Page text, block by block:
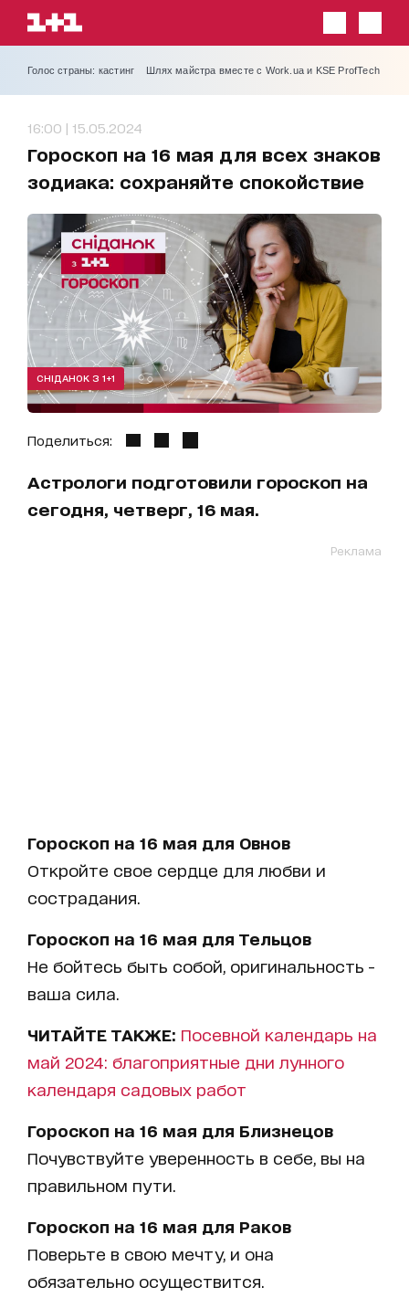
Голос страны: кастинг Шлях майстра вместе с Work.ua и KSE ProfTech
16:00 | 15.05.2024
Гороскоп на 16 мая для всех знаков
зодиака: сохраняйте спокойствие
СНІДАНОК З 1+1
Поделиться:
Астрологи подготовили гороскоп на
сегодня, четверг, 16 мая.
Реклама
Гороскоп на 16 мая для Овнов
Откройте свое сердце для любви и
сострадания.
Гороскоп на 16 мая для Тельцов
Не бойтесь быть собой, оригинальность -
ваша сила.
ЧИТАЙТЕ ТАКЖЕ: Посевной календарь на
май 2024: благоприятные дни лунного
календаря садовых работ
Гороскоп на 16 мая для Близнецов
Почувствуйте уверенность в себе, вы на
правильном пути.
Гороскоп на 16 мая для Раков
Поверьте в свою мечту, и она
обязательно осуществится.